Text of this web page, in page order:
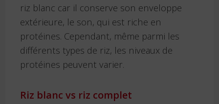
riz blanc car il conserve son enveloppe
extérieure, le son, qui est riche en
protéines. Cependant, même parmi les
différents types de riz, les niveaux de
protéines peuvent varier.
Riz blanc vs riz complet